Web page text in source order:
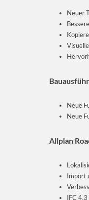
Neuer
Neue
Neue
Allplan
Import
IFC